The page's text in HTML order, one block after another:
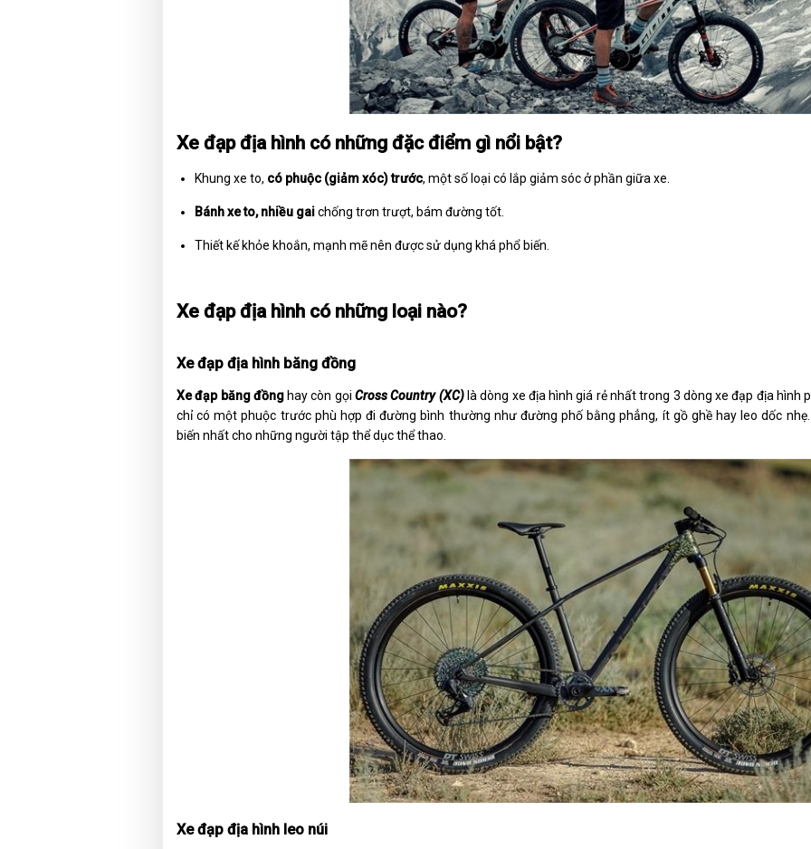
Xe đạp địa hình có những đặc điểm gì nổi bật?
Khung xe to, có phuộc (giảm xóc) trước, một số loại có lắp giảm sóc ở phần giữa xe.
Bánh xe to, nhiều gaichống trơn trượt, bám đường tốt.
Thiết kế khỏe khoắn, mạnh mẽ nên được sử dụng khá phổ biến.
Xe đạp địa hình có những loại nào?
Xe đạp địa hình băng đồng
Xe đạp băng đồnghay còn gọiCross Country (XC)là dòng xe địa hình giá rẻ nhất trong 3 dòng xe đạp địa hình
chỉ có một phuộc trước phù hợp đi đường bình thường như đường phố bằng phẳng, ít gồ ghề hay leo dốc
biến nhất cho những người tập thể dục thể thao.
Xe đạp địa hình leo núi